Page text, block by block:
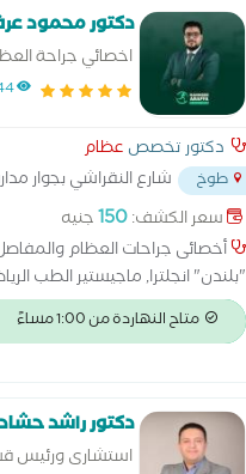
دكتور محمود
اخصائي جراحة
دكتور تخصص عظام
طوخ شارع النقراشي بجوار
سعر الكشف:150جنيه
أخصائى جراحات العظام
"بلندن" انجلترا, ماجيستير الطب
متاح النهاردة من 1:00 مساءً
دكتور راشد
استشارى ورئيس